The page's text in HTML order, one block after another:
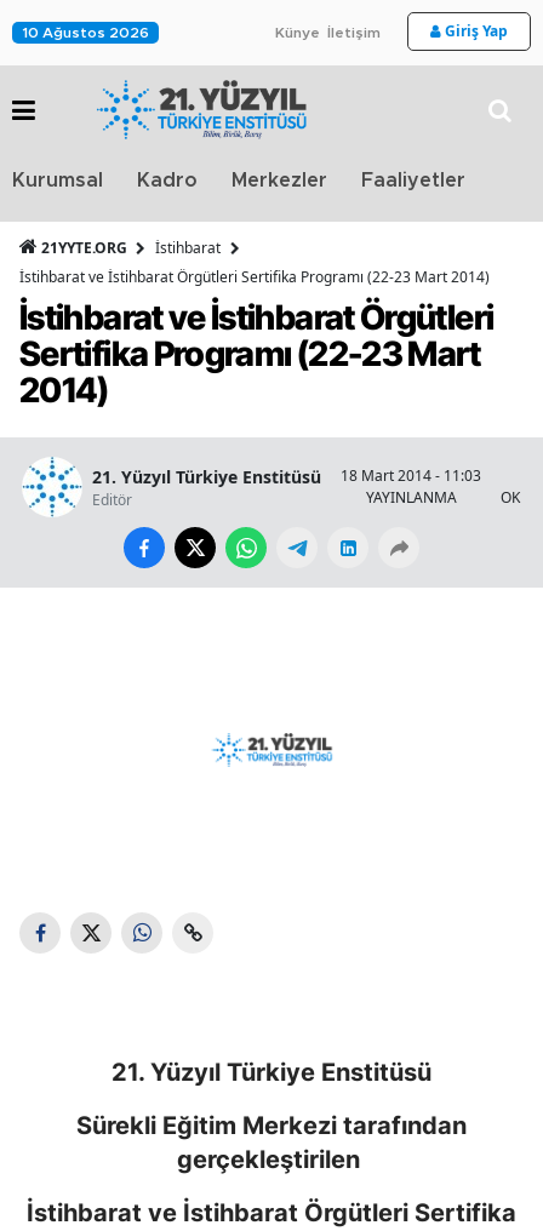
10 Ağustos 2026 Künye İletişim Giriş Yap
Kurumsal Kadro Merkezler Faaliyetler
21YYTE.ORG
İstihbarat
İstihbarat ve İstihbarat Örgütleri Sertifika Programı (22-23 Mart 2014)
İstihbarat ve İstihbarat Örgütleri
Sertifika Programı (22-23 Mart
2014)
21. Yüzyıl Türkiye Enstitüsü
Editör
18 Mart 2014 - 11:03
YAYINLANMA
21. Yüzyıl Türkiye Enstitüsü
Sürekli Eğitim Merkezi tarafından
gerçekleştirilen
İstihbarat ve İstihbarat Örgütleri Sertifika